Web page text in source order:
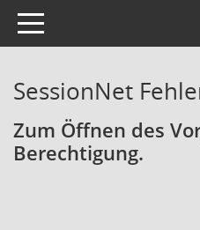
Toggle navigation
SessionNet
Zum Öffnen des
Berechtigung.